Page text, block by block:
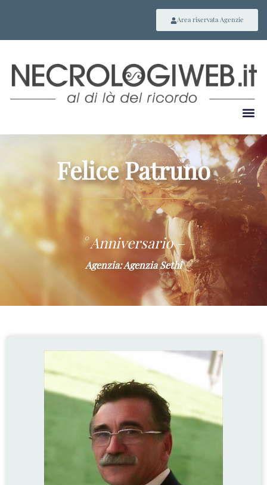
Area riservata Agenzie
Felice Patruno
~
° Anniversario –
Agenzia: Agenzia Sethi